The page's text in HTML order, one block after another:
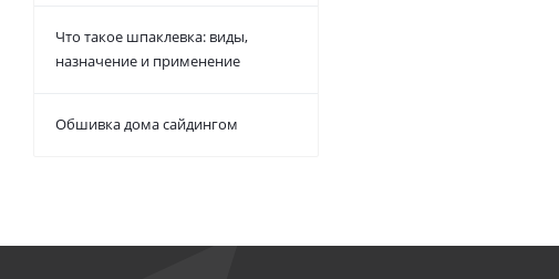
Что такое шпаклевка: виды,
назначение и применение
Обшивка дома сайдингом